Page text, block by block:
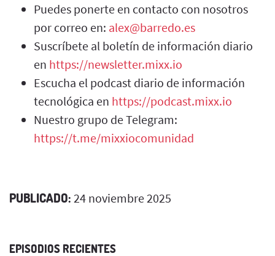
Puedes ponerte en contacto con nosotros
por correo en: alex@barredo.es
Suscríbete al boletín de información diario
en https://newsletter.mixx.io
Escucha el podcast diario de información
tecnológica en https://podcast.mixx.io
Nuestro grupo de Telegram:
https://t.me/mixxiocomunidad
PUBLICADO: 24 noviembre 2025
EPISODIOS RECIENTES